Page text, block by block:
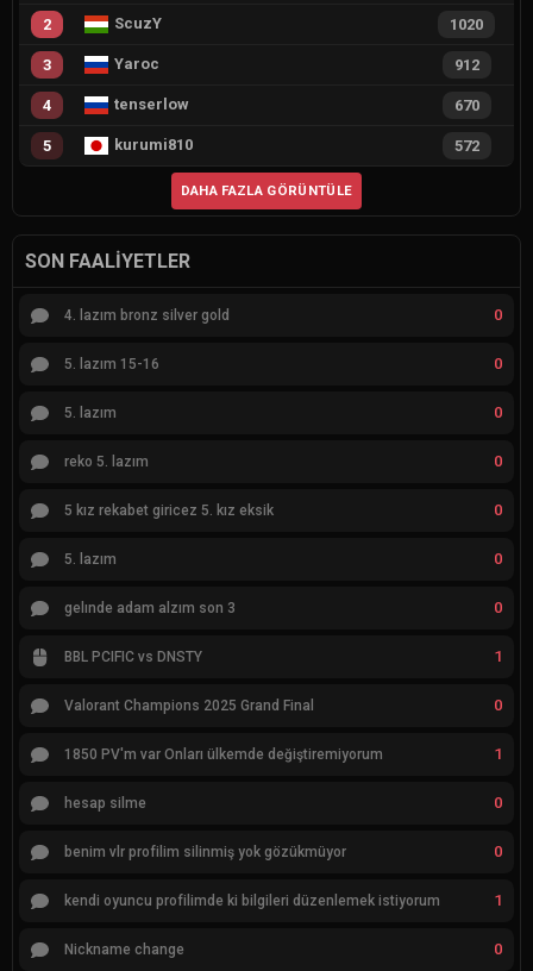
2 ScuzY 1020
3 Yaroc 912
4 tenserlow 670
5 kurumi810 572
DAHA FAZLA GÖRÜNTÜLE
SON FAALIYETLER
4. lazım bronz silver gold 0
5. lazım 15-16 0
5. lazım 0
reko 5. lazım 0
5 kız rekabet giricez 5. kız eksik 0
5. lazım 0
gelınde adam alzım son 3 0
BBL PCIFIC vs DNSTY 1
Valorant Champions 2025 Grand Final 0
1850 PV'm var Onları ülkemde değiştiremiyorum 1
hesap silme 0
benim vlr profilim silinmiş yok gözükmüyor 0
kendi oyuncu profilimde ki bilgileri düzenlemek istiyorum 1
Nickname change 0